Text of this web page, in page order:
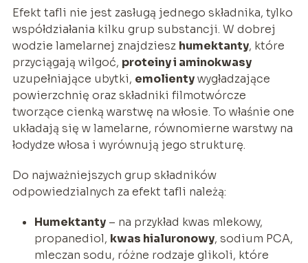
Efekt tafli nie jest zasługą jednego składnika, tylko
współdziałania kilku grup substancji. W dobrej
wodzie lamelarnej znajdziesz humektanty, które
przyciągają wilgoć, proteiny i aminokwasy
uzupełniające ubytki, emolientywygładzające
powierzchnię oraz składniki filmotwórcze
tworzące cienką warstwę na włosie. To właśnie one
układają się w lamelarne, równomierne warstwy na
łodydze włosa i wyrównują jego strukturę.
Do najważniejszych grup składników
odpowiedzialnych za efekt tafli należą:
Humektanty– na przykład kwas mlekowy,
propanediol, kwas hialuronowy, sodium PCA,
mleczan sodu, różne rodzaje glikoli, które